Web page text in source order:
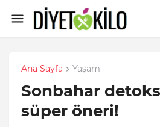
Ana Sayfa Yaşam
Sonbahar
süper öneri!